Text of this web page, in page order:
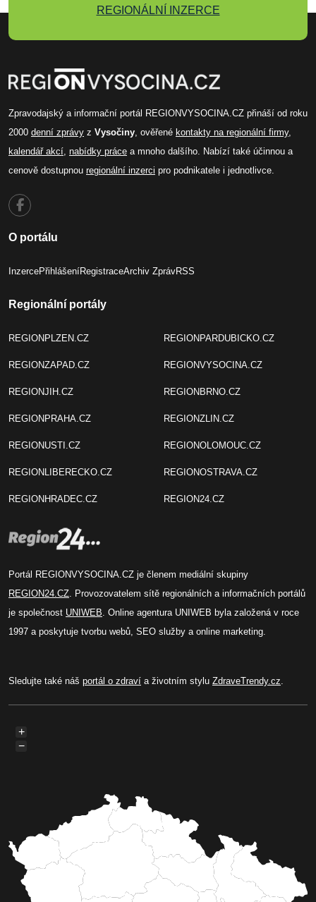
REGIONÁLNÍ INZERCE
Zpravodajský a informační portál REGIONVYSOCINA.CZ přináší od roku
2000 denní zprávy z Vysočiny , ověřené kontakty na regionální firmy,
kalendář akcí nabídky práce a mnoho dalšího. Nabízí také účinnou a
cenově dostupnou regionální inzerci pro podnikatele i jednotlivce.
O portálu
InzercePřihlášeníRegistraceArchiv ZprávRSS
Regionální portály
REGIONPLZEN.CZ
REGIONZAPAD.CZ
REGIONJIH.CZ
REGIONPRAHA.CZ
REGIONUSTI.CZ
REGIONLIBERECKO.CZ
REGIONHRADEC.CZ
REGIONPARDUBICKO.CZ
REGIONVYSOCINA.CZ
REGIONBRNO.CZ
REGIONZLIN.CZ
REGIONOLOMOUC.CZ
REGIONOSTRAVA.CZ
REGION24.CZ
Portál REGIONVYSOCINA.CZ je členem mediální skupiny
REGION24.CZ . Provozovatelem sítě regionálních a informačních portálů
je společnost UNIWEB . Online agentura UNIWEB byla založená v roce
1997 a poskytuje tvorbu webů, SEO služby a online marketing.
Sledujte také náš portál o zdraví a životním stylu ZdraveTrendy.cz
+
−